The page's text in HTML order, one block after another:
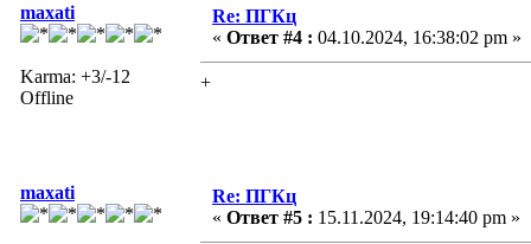
maxati
Karma: +3/-12
Offline
Re: ПГКц
« Ответ #4 : 04.10.2024, 16:38:02 pm »
+
maxati
Re: ПГКц
« Ответ #5 : 15.11.2024, 19:14:40 pm »